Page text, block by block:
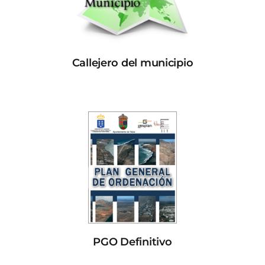
Callejero del municipio
PGO Definitivo